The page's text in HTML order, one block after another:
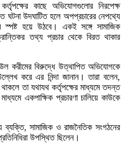
কাছে অভিযোগগুলোর নিরপেক্ষ
ঘটনা উদঘাটিত হলে অপপ্রচারের নেপথ্যে
স্পষ্ট হয়ে উঠবে। একই সঙ্গে সামাজিক
তথ্য প্রচার থেকে বিরত থাকার
করীমের বিরুদ্ধে উত্থাপিত অভিযোগকে
করে এর নিন্দা জানান। তারা বলেন,
তা যথাযথ কর্তৃপক্ষের মাধ্যমে তদন্ত
একপাক্ষিক প্রচারণা চালিয়ে কাউকে
ব্যক্তি, সামাজিক ও রাজনৈতিক সংগঠনের
উপস্থিত ছিলেন।